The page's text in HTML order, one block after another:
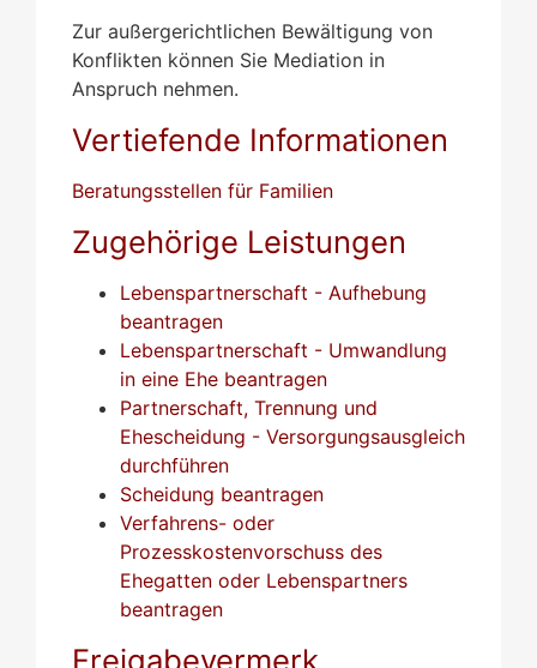
Zur außergerichtlichen Bewältigung von
Konflikten können Sie Mediation in
Anspruch nehmen.
Vertiefende Informationen
Beratungsstellen für Familien
Zugehörige Leistungen
Lebenspartnerschaft - Aufhebung
beantragen
Lebenspartnerschaft - Umwandlung
in eine Ehe beantragen
Partnerschaft, Trennung und
Ehescheidung - Versorgungsausgleich
durchführen
Scheidung beantragen
Verfahrens- oder
Prozesskostenvorschuss des
Ehegatten oder Lebenspartners
beantragen
Freigabevermerk